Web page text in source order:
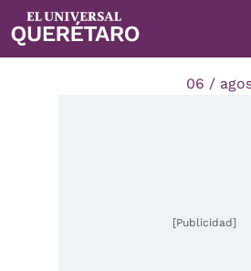
06 /
[Publicidad]